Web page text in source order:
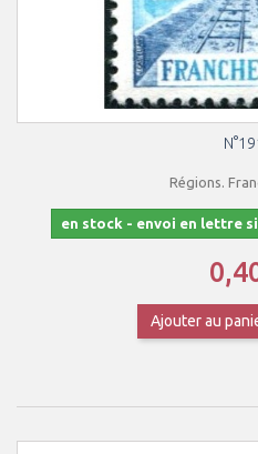
Régions.
en stock - envoi en lettre
Ajouter au